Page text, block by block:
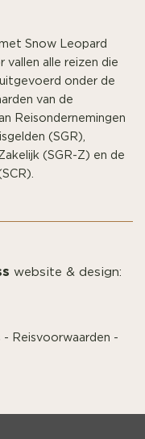
Snow Leopard
vallen alle reizen die
onder de
van de
Reisondernemingen
(SGR),
(SGR-Z) en de
website & design:
- Reisvoorwaarden -